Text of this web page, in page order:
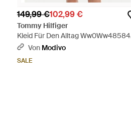
149,99 €102,99 €
Tommy Hilfiger
Kleid Für Den Alltag Ww0Ww48584
Regular Fit - Weiß
Von Modivo
SALE